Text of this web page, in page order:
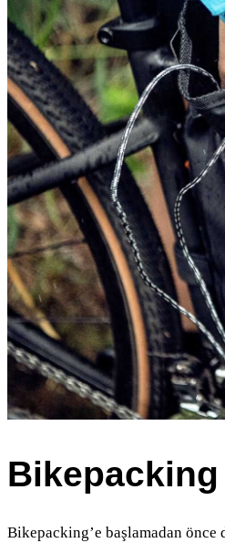
Bikepacking
Bikepacking’e başlamadan